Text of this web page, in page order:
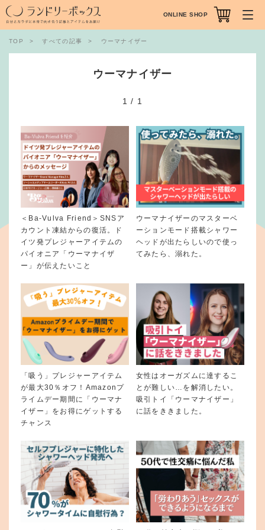
TOP すべての記事 ウーマナイザー
ウーマナイザー
1 / 1
＜Ba-Vulva Friend＞SNSア
カウント凍結からの復活。ド
イツ発プレジャーアイテムの
パイオニア「ウーマナイザ
ー」が伝えたいこと
ウーマナイザーのマスターベ
ーションモード搭載シャワー
ヘッドが出たらしいので使っ
てみたら、溺れた。
「吸う」プレジャーアイテム
が最大30％オフ！Amazonプ
ライムデー期間に「ウーマナ
イザー」をお得にゲットする
チャンス
女性はオーガズムに達するこ
とが難しい…を解消したい。
吸引トイ「ウーマナイザー」
に話をききました。
ONLINE SHOP